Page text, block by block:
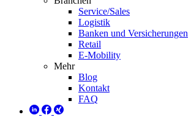
Service/Sales
Logistik
Banken und Versicherungen
Retail
E-Mobility
Mehr
Blog
Kontakt
FAQ